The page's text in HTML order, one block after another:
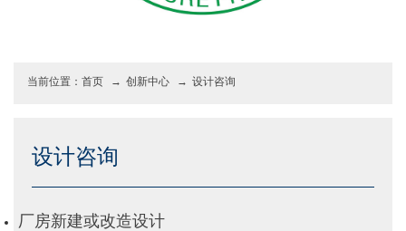
当前位置： 首页 → 创新中心 → 设计咨询
设计咨询
厂房新建或改造设计